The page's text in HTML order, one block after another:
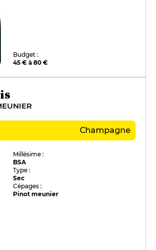
Budget :
45 € à 80 €
Champagne
Millésime :
BSA
Type :
Sec
Cépages :
Pinot meunier